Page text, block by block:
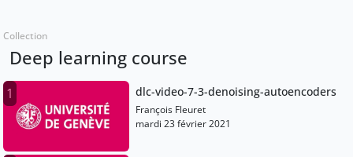
Collection
Deep learning course
1 dlc-video-7-3-denoising-autoencoders
François Fleuret
mardi 23 février 2021